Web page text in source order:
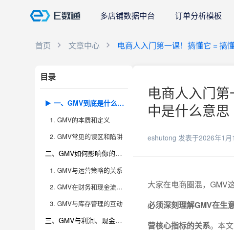
多店铺数据中台 订单分析模板
首页 文章中心 电商人入门第一课！搞懂它 = 搞
目录
一、GMV到底是什么，有哪些常见误解？
1. GMV的本质和定义
2. GMV常见的误区和陷阱
二、GMV如何影响你的生意全局：运营、财务、库存、数据分析？
1. GMV与运营策略的关系
2. GMV在财务和现金流管理中的作用
3. GMV与库存管理的互动
三、GMV与利润、现金流、真实销售额的区别和联系
电商人入门
中是什么意
eshutong 发表于2026年1月
大家在电商圈混，GMV
必须深刻理解GMV在生
营核心指标的关系。本